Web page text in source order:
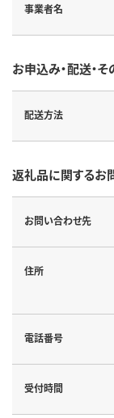
事業者名
お申込み・配送・そ
配送方法
返礼品に関するお
お問い合わせ先
住所
電話番号
受付時間